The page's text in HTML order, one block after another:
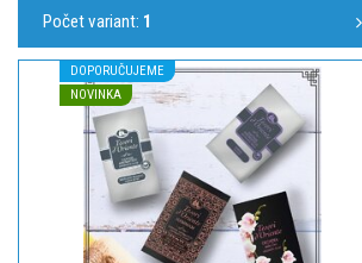
Počet variant: 1
DOPORUČUJEME
NOVINKA